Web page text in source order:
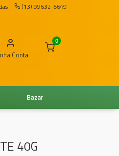
(13) 99632-6649
Conta
0
Bazar
40G